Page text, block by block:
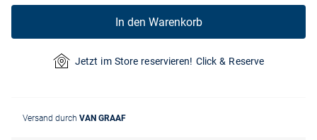
In den Warenkorb
Jetzt im Store reservieren! Click & Reserve
Versand durch VAN GRAAF